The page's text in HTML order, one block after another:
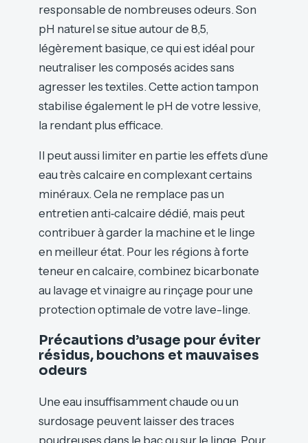
responsable de nombreuses odeurs. Son
pH naturel se situe autour de 8,5,
légèrement basique, ce qui est idéal pour
neutraliser les composés acides sans
agresser les textiles. Cette action tampon
stabilise également le pH de votre lessive,
la rendant plus efficace.
Il peut aussi limiter en partie les effets d’une
eau très calcaire en complexant certains
minéraux. Cela ne remplace pas un
entretien anti‑calcaire dédié, mais peut
contribuer à garder la machine et le linge
en meilleur état. Pour les régions à forte
teneur en calcaire, combinez bicarbonate
au lavage et vinaigre au rinçage pour une
protection optimale de votre lave-linge.
Précautions d’usage pour éviter
résidus, bouchons et mauvaises
odeurs
Une eau insuffisamment chaude ou un
surdosage peuvent laisser des traces
poudreuses dans le bac ou sur le linge. Pour